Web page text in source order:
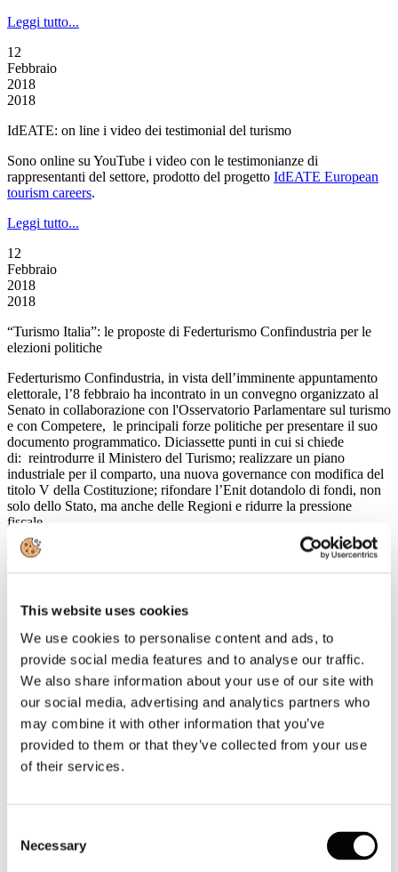
This website uses cookies
We use cookies to personalise content and ads, to
provide social media features and to analyse our traffic.
We also share information about your use of our site with
our social media, advertising and analytics partners who
may combine it with other information that you’ve
provided to them or that they’ve collected from your use
of their services.
Selection
Necessary
Leggi tutto...
12
Febbraio
2018
2018
IdEATE: on line i video dei testimonial del turismo
Sono online su YouTube i video con le testimonianze di
rappresentanti del settore, prodotto del progetto IdEATE European
tourism careers.
Leggi tutto...
12
Febbraio
2018
2018
“Turismo Italia”: le proposte di Federturismo Confindustria per le
elezioni politiche
Federturismo Confindustria, in vista dell’imminente appuntamento
elettorale, l’8 febbraio ha incontrato in un convegno organizzato al
Senato in collaborazione con l'Osservatorio Parlamentare sul turismo
e con Competere, le principali forze politiche per presentare il suo
documento programmatico. Diciassette punti in cui si chiede
di: reintrodurre il Ministero del Turismo; realizzare un piano
industriale per il comparto, una nuova governance con modifica del
titolo V della Costituzione; rifondare l’Enit dotandolo di fondi, non
solo dello Stato, ma anche delle Regioni e ridurre la pressione
fiscale.
Leggi tutto...
2018
FS Italiane
TRENITALIA E LEGA BASKET SERIE
A: FRECCIAROSSA TRENO UFFICIALE DELLA
POSTEMOBILE FINAL EIGHT DI COPPA ITALIA
· sconto 30% sul prezzo Base per viaggi di andata e
ritorno per/da Firenze
· offerta “Speciale Eventi” acquistabile su trenitalia.com
nelle biglietterie e nelle Agenzie di viaggio abilitate